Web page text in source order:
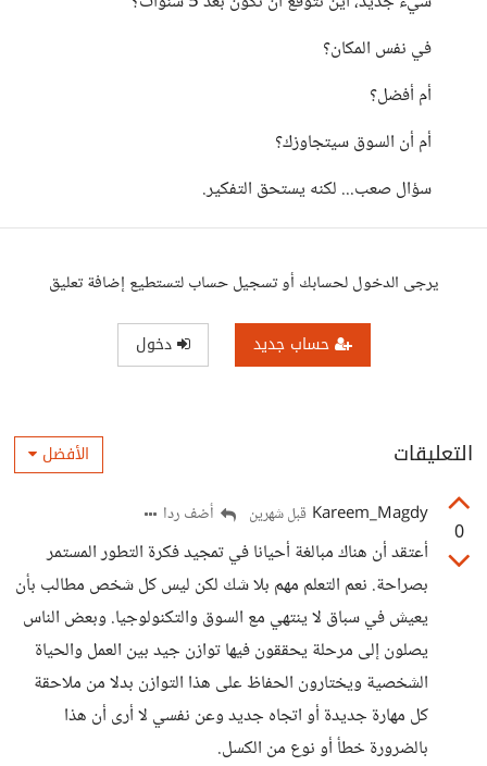
في نفس المكان؟
أم أفضل؟
أم أن السوق سيتجاوزك؟
سؤال صعب... لكنه يستحق التفكير.
يرجى الدخول لحسابك أو تسجيل حساب لتستطيع إضافة تعليق
حساب جديد دخول
التعليقات الأفضل
0
Kareem_Magdy قبل شهرين أضف ردا
أعتقد أن هناك مبالغة أحيانا في تمجيد فكرة التطور المستمر
بصراحة. نعم التعلم مهم بلا شك لكن ليس كل شخص مطالب بأن
يعيش في سباق لا ينتهي مع السوق والتكنولوجيا. وبعض الناس
يصلون إلى مرحلة يحققون فيها توازن جيد بين العمل والحياة
الشخصية ويختارون الحفاظ على هذا التوازن بدلا من ملاحقة
كل مهارة جديدة أو اتجاه جديد وعن نفسي لا أرى أن هذا
بالضرورة خطأ أو نوع من الكسل.